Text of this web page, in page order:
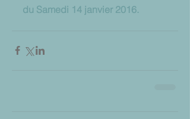
du Samedi 14 janvier 2016.